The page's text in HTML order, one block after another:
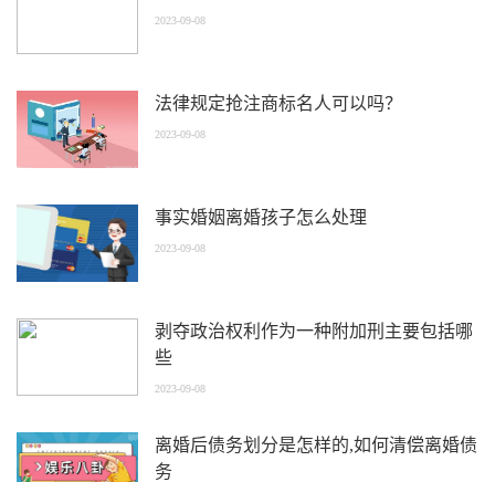
2023-09-08
法律规定抢注商标名人可以吗？
2023-09-08
事实婚姻离婚孩子怎么处理
2023-09-08
剥夺政治权利作为一种附加刑主要包括哪
些
2023-09-08
离婚后债务划分是怎样的,如何清偿离婚债
务